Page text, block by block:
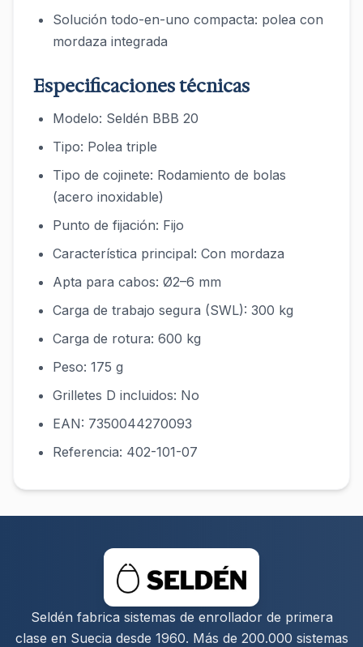
Solución todo-en-uno compacta: polea con
mordaza integrada
Especificaciones técnicas
Modelo: Seldén BBB 20
Tipo: Polea triple
Tipo de cojinete: Rodamiento de bolas
(acero inoxidable)
Punto de fijación: Fijo
Característica principal: Con mordaza
Apta para cabos: Ø2–6 mm
Carga de trabajo segura (SWL): 300 kg
Carga de rotura: 600 kg
Peso: 175 g
Grilletes D incluidos: No
EAN: 7350044270093
Referencia: 402-101-07
Seldén fabrica sistemas de enrollador de primera
clase en Suecia desde 1960. Más de 200.000 sistemas